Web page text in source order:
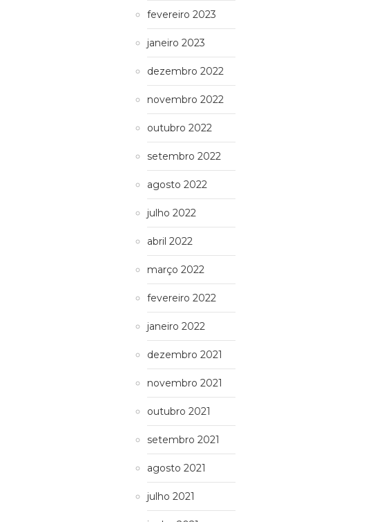
fevereiro 2023
janeiro 2023
dezembro 2022
novembro 2022
outubro 2022
setembro 2022
agosto 2022
julho 2022
abril 2022
março 2022
fevereiro 2022
janeiro 2022
dezembro 2021
novembro 2021
outubro 2021
setembro 2021
agosto 2021
julho 2021